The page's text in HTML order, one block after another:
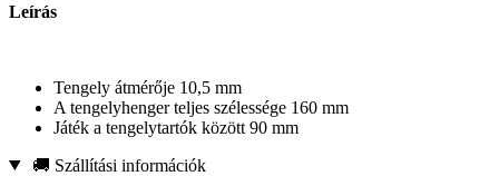
Leírás
Tengely átmérője 10,5 mm
A tengelyhenger teljes szélessége 160 mm
Játék a tengelytartók között 90 mm
🚚 Szállítási információk